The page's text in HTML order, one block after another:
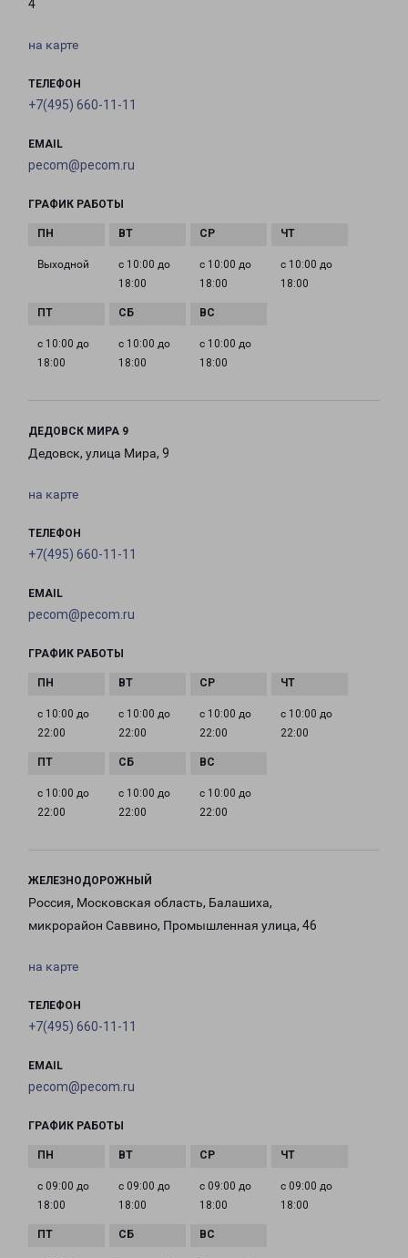
4
на карте
ТЕЛЕФОН
+7(495) 660-11-11
EMAIL
pecom@pecom.ru
ГРАФИК РАБОТЫ
Выходной
с 10:00 до
18:00
с 10:00 до
18:00
с 10:00 до
18:00
с 10:00 до
18:00
с 10:00 до
18:00
с 10:00 до
18:00
ДЕДОВСК МИРА 9
Дедовск, улица Мира, 9
на карте
ТЕЛЕФОН
+7(495) 660-11-11
EMAIL
pecom@pecom.ru
ГРАФИК РАБОТЫ
с 10:00 до
22:00
с 10:00 до
22:00
с 10:00 до
22:00
с 10:00 до
22:00
с 10:00 до
22:00
с 10:00 до
22:00
с 10:00 до
22:00
ЖЕЛЕЗНОДОРОЖНЫЙ
Россия, Московская область, Балашиха,
микрорайон Саввино, Промышленная улица, 46
на карте
ТЕЛЕФОН
+7(495) 660-11-11
EMAIL
pecom@pecom.ru
ГРАФИК РАБОТЫ
с 09:00 до
18:00
с 09:00 до
18:00
с 09:00 до
18:00
с 09:00 до
18:00